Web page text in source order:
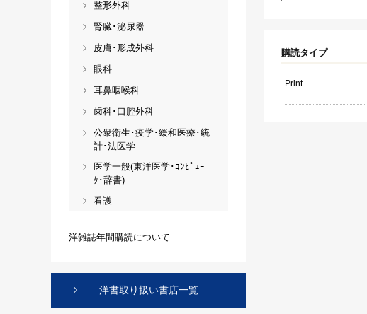
購読タイプ
Print
整形外科
腎臓･泌尿器
皮膚･形成外科
眼科
耳鼻咽喉科
歯科･口腔外科
公衆衛生･疫学･緩和医療･統
計･法医学
医学一般(東洋医学･ｺﾝﾋﾟｭｰ
ﾀ･辞書)
看護
洋雑誌年間購読について
洋書取り扱い書店一覧